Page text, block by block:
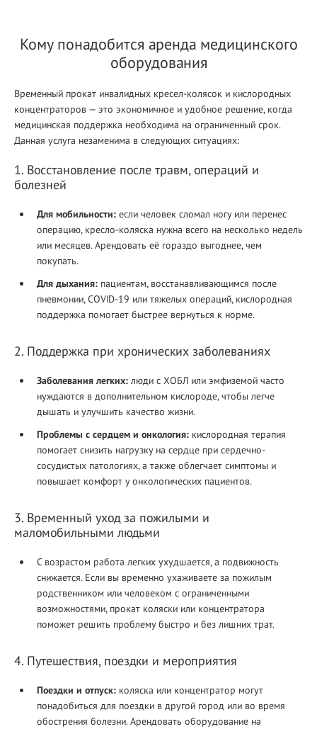
Кому понадобится аренда медицинского
оборудования
Временный прокат инвалидных кресел-колясок и кислородных
концентраторов — это экономичное и удобное решение, когда
медицинская поддержка необходима на ограниченный срок.
Данная услуга незаменима в следующих ситуациях:
1. Восстановление после травм, операций и
болезней
Для мобильности: если человек сломал ногу или перенес
операцию, кресло-коляска нужна всего на несколько недель
или месяцев. Арендовать её гораздо выгоднее, чем
покупать.
Для дыхания: пациентам, восстанавливающимся после
пневмонии, COVID-19 или тяжелых операций, кислородная
поддержка помогает быстрее вернуться к норме.
2. Поддержка при хронических заболеваниях
Заболевания легких: люди с ХОБЛ или эмфиземой часто
нуждаются в дополнительном кислороде, чтобы легче
дышать и улучшить качество жизни.
Проблемы с сердцем и онкология: кислородная терапия
помогает снизить нагрузку на сердце при сердечно-
сосудистых патологиях, а также облегчает симптомы и
повышает комфорт у онкологических пациентов.
3. Временный уход за пожилыми и
маломобильными людьми
С возрастом работа легких ухудшается, а подвижность
снижается. Если вы временно ухаживаете за пожилым
родственником или человеком с ограниченными
возможностями, прокат коляски или концентратора
поможет решить проблему быстро и без лишних трат.
4. Путешествия, поездки и мероприятия
Поездки и отпуск: коляска или концентратор могут
понадобиться для поездки в другой город или во время
обострения болезни. Арендовать оборудование на